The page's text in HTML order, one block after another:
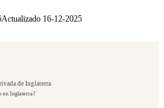
Actualizado 16-12-2025
de Inglaterra
en Inglaterra?